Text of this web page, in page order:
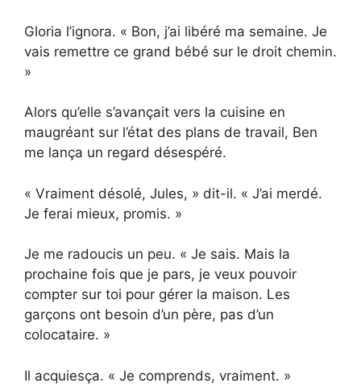
Gloria l’ignora. « Bon, j’ai libéré ma semaine. Je
vais remettre ce grand bébé sur le droit chemin.
»
Alors qu’elle s’avançait vers la cuisine en
maugréant sur l’état des plans de travail, Ben
me lança un regard désespéré.
« Vraiment désolé, Jules, » dit-il. « J’ai merdé.
Je ferai mieux, promis. »
Je me radoucis un peu. « Je sais. Mais la
prochaine fois que je pars, je veux pouvoir
compter sur toi pour gérer la maison. Les
garçons ont besoin d’un père, pas d’un
colocataire. »
Il acquiesça. « Je comprends, vraiment. »